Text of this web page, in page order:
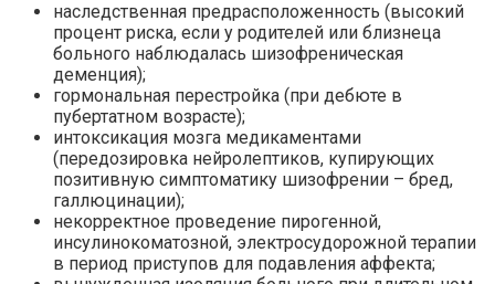
наследственная предрасположенность (высокий
процент риска, если у родителей или близнеца
больного наблюдалась шизофреническая
деменция);
гормональная перестройка (при дебюте в
пубертатном возрасте);
интоксикация мозга медикаментами
(передозировка нейролептиков, купирующих
позитивную симптоматику шизофрении – бред,
галлюцинации);
некорректное проведение пирогенной,
инсулинокоматозной, электросудорожной терапии
в период приступов для подавления аффекта;